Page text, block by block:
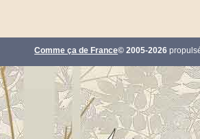
Comme ça de France© 2005-2026